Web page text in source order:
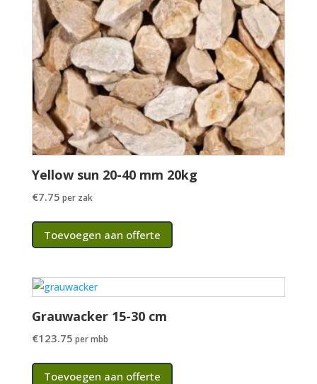
Yellow sun 20-40 mm 20kg
€7.75 per zak
Toevoegen aan offerte
Grauwacker 15-30 cm
€123.75 per mbb
Toevoegen aan offerte